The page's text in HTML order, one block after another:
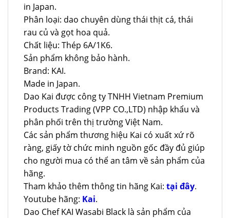
in Japan.
Phân loại: dao chuyên dùng thái thịt cá, thái
rau củ và gọt hoa quả.
Chất liệu: Thép 6A/1K6.
Sản phẩm không bảo hành.
Brand: KAI.
Made in Japan.
Dao Kai được công ty TNHH Vietnam Premium
Products Trading (VPP CO.,LTD) nhập khẩu và
phân phối trên thị trường Việt Nam.
Các sản phẩm thương hiệu Kai có xuất xứ rõ
ràng, giấy tờ chức minh nguồn gốc đầy đủ giúp
cho người mua có thể an tâm về sản phẩm của
hãng.
Tham khảo thêm thông tin hãng Kai: tại đây.
Youtube hãng: Kai.
Dao Chef KAI Wasabi Black là sản phẩm của